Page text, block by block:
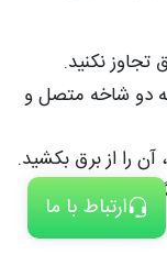
ارتباط با ما
نکنید.
دو شاخه متصل و
را از برق بکشید.
خودداری کنید.
استفاده نکنید.